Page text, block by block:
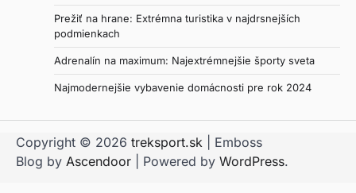
Prežiť na hrane: Extrémna turistika v najdrsnejších
podmienkach
Adrenalín na maximum: Najextrémnejšie športy sveta
Najmodernejšie vybavenie domácnosti pre rok 2024
Copyright © 2026 treksport.sk | Emboss
Blog by Ascendoor | Powered by WordPress.